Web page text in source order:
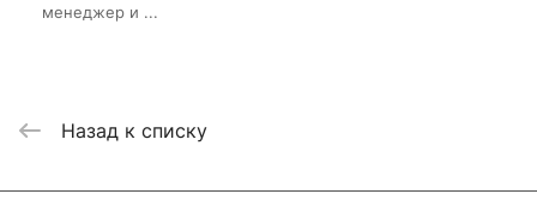
менеджер и ...
Назад к списку